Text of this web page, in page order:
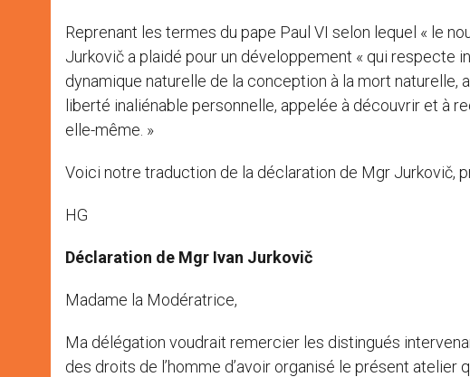
Reprenant les termes du pape Paul VI selon lequel « le
Jurkovič a plaidé pour un développement « qui respecte
dynamique naturelle de la conception à la mort
liberté inaliénable personnelle, appelée à découvrir et à
elle-même. »
Voici notre traduction de la déclaration de Mgr Jurkovič,
HG
Déclaration de Mgr Ivan Jurkovič
Madame la Modératrice,
Ma délégation voudrait remercier les distingués
des droits de l’homme d’avoir organisé le présent atelier